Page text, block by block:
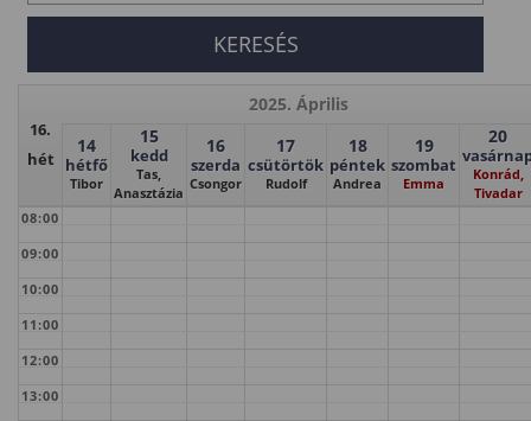
16.
hét
2025. Április
14
hétfő
Tibor
15
kedd
Tas,
Anasztázia
16
szerda
Csongor
17
csütörtök
Rudolf
18
péntek
Andrea
19
szombat
Emma
20
Konrád,
Tivadar
08:00
09:00
10:00
11:00
12:00
13:00